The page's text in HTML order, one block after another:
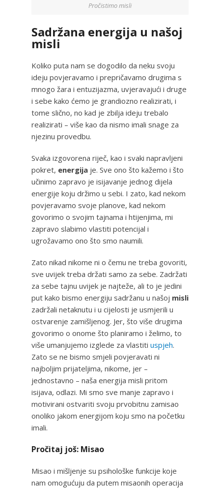
Pročistimo misli
Sadržana energija u našoj
misli
Koliko puta nam se dogodilo da neku svoju
ideju povjeravamo i prepričavamo drugima s
mnogo žara i entuzijazma, uvjeravajući i druge
i sebe kako ćemo je grandiozno realizirati, i
tome slično, no kad je zbilja ideju trebalo
realizirati – više kao da nismo imali snage za
njezinu provedbu.
Svaka izgovorena riječ, kao i svaki napravljeni
pokret, energija je. Sve ono što kažemo i što
učinimo zapravo je isijavanje jednog dijela
energije koju držimo u sebi. I zato, kad nekom
povjeravamo svoje planove, kad nekom
govorimo o svojim tajnama i htijenjima, mi
zapravo slabimo vlastiti potencijal i
ugrožavamo ono što smo naumili.
Zato nikad nikome ni o čemu ne treba govoriti,
sve uvijek treba držati samo za sebe. Zadržati
za sebe tajnu uvijek je najteže, ali to je jedini
put kako bismo energiju sadržanu u našoj misli
zadržali netaknutu i u cijelosti je usmjerili u
ostvarenje zamišljenog. Jer, što više drugima
govorimo o onome što planiramo i želimo, to
više umanjujemo izglede za vlastiti uspjeh.
Zato se ne bismo smjeli povjeravati ni
najboljim prijateljima, nikome, jer –
jednostavno – naša energija misli pritom
isijava, odlazi. Mi smo sve manje zapravo i
motivirani ostvariti svoju prvobitnu zamisao
onoliko jakom energijom koju smo na početku
imali.
Pročitaj još: Misao
Misao i mišljenje su psihološke funkcije koje
nam omogućuju da putem misaonih operacija